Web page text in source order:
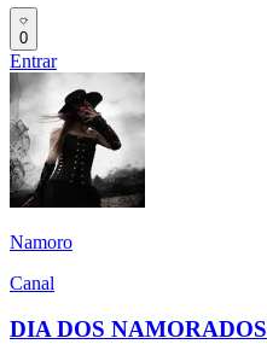
0
Entrar
Namoro
Canal
DIA DOS NAMORADOS